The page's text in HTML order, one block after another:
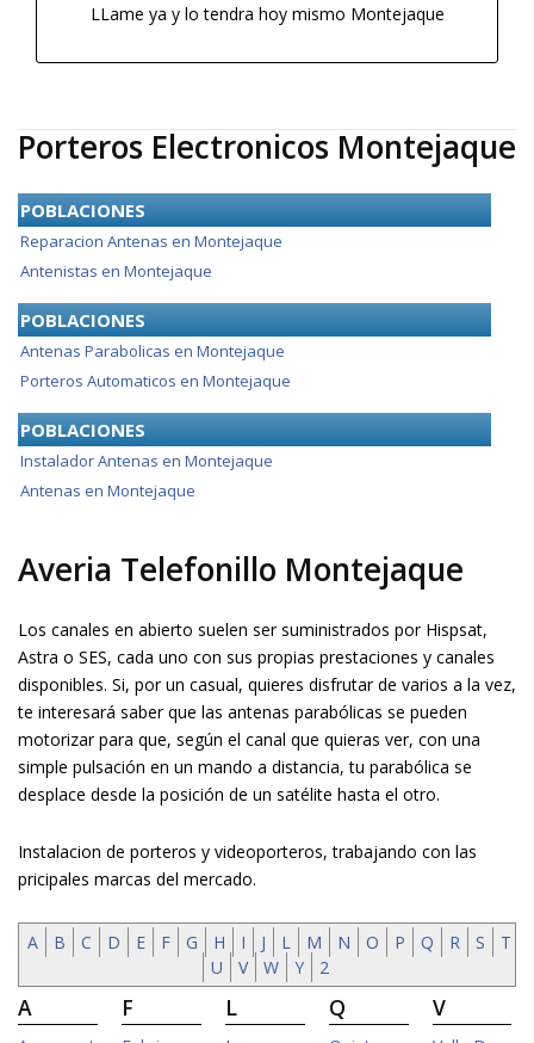
LLame ya y lo tendra hoy mismo Montejaque
Porteros Electronicos Montejaque
POBLACIONES
Reparacion Antenas en Montejaque
Antenistas en Montejaque
POBLACIONES
Antenas Parabolicas en Montejaque
Porteros Automaticos en Montejaque
POBLACIONES
Instalador Antenas en Montejaque
Antenas en Montejaque
Averia Telefonillo Montejaque
Los canales en abierto suelen ser suministrados por Hispsat,
Astra o SES, cada uno con sus propias prestaciones y canales
disponibles. Si, por un casual, quieres disfrutar de varios a la vez,
te interesará saber que las antenas parabólicas se pueden
motorizar para que, según el canal que quieras ver, con una
simple pulsación en un mando a distancia, tu parabólica se
desplace desde la posición de un satélite hasta el otro.
Instalacion de porteros y videoporteros, trabajando con las
pricipales marcas del mercado.
A B C D E F G H I J L M N O P Q R S
T
U
V W Y 2
A F L Q V